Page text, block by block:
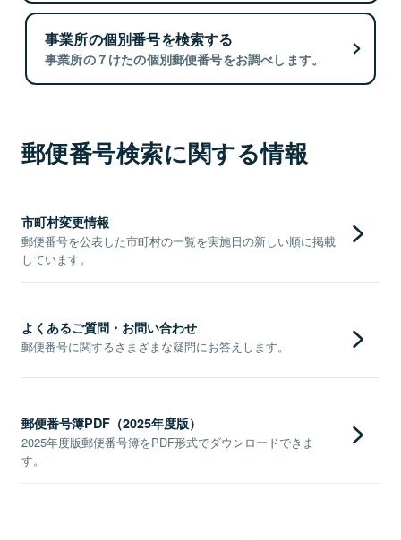
事業所の個別番号を検索する
事業所の７けたの個別郵便番号をお調べします。
郵便番号検索に関する情報
市町村変更情報
郵便番号を公表した市町村の一覧を実施日の新しい順に掲載
しています。
よくあるご質問・お問い合わせ
郵便番号に関するさまざまな疑問にお答えします。
郵便番号簿PDF（2025年度版）
2025年度版郵便番号簿をPDF形式でダウンロードできま
す。